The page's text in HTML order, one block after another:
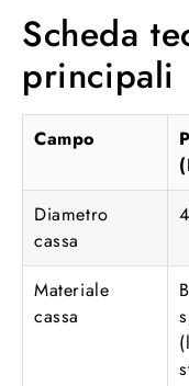
Scheda
principali
Campo
Diametro
cassa
Materiale
cassa